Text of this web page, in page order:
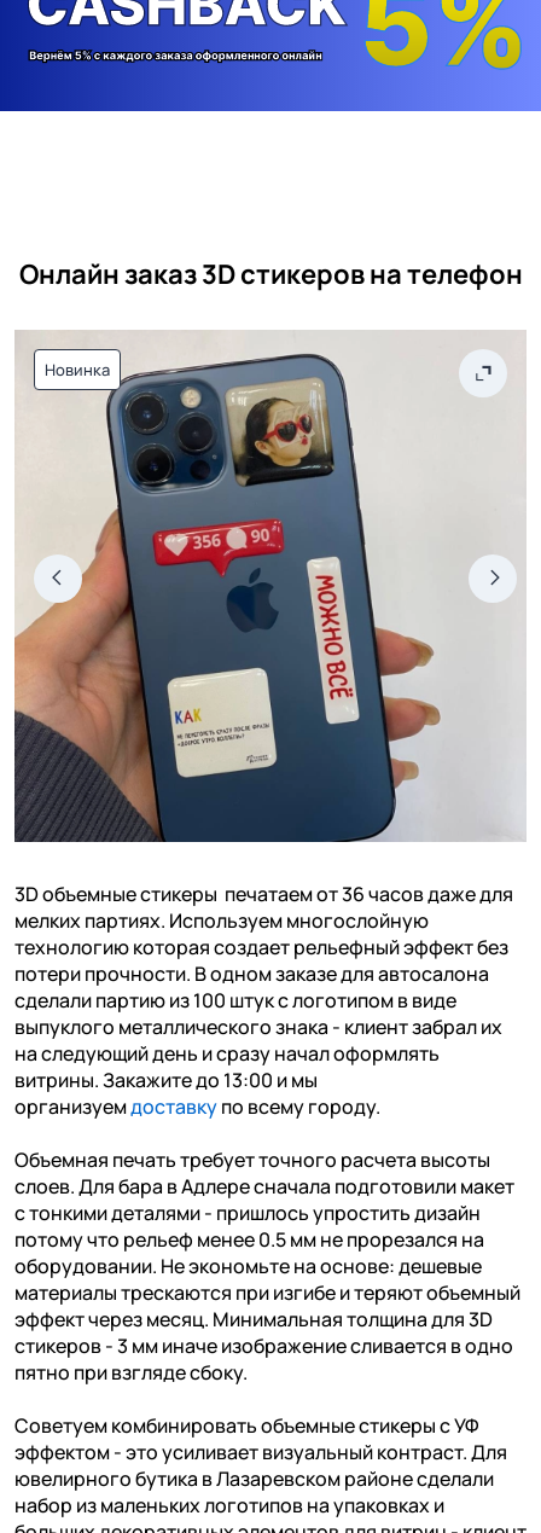
Онлайн заказ 3D стикеров на телефон
Новинка
3D объемные стикеры печатаем от 36 часов даже для
мелких партиях. Используем многослойную
технологию которая создает рельефный эффект без
потери прочности. В одном заказе для автосалона
сделали партию из 100 штук с логотипом в виде
выпуклого металлического знака - клиент забрал их
на следующий день и сразу начал оформлять
витрины. Закажите до 13:00 и мы
организуемдоставкупо всему городу.
Объемная печать требует точного расчета высоты
слоев. Для бара в Адлере сначала подготовили макет
с тонкими деталями - пришлось упростить дизайн
потому что рельеф менее 0.5 мм не прорезался на
оборудовании. Не экономьте на основе: дешевые
материалы трескаются при изгибе и теряют объемный
эффект через месяц. Минимальная толщина для 3D
стикеров - 3 мм иначе изображение сливается в одно
пятно при взгляде сбоку.
Советуем комбинировать объемные стикеры с УФ
эффектом - это усиливает визуальный контраст. Для
ювелирного бутика в Лазаревском районе сделали
набор из маленьких логотипов на упаковках и